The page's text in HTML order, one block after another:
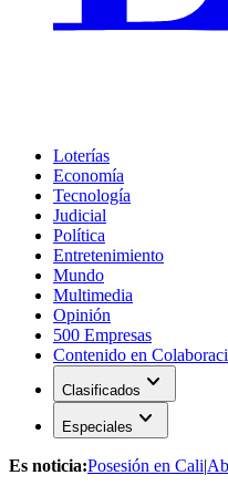
Loterías
Economía
Tecnología
Judicial
Política
Entretenimiento
Mundo
Multimedia
Opinión
500 Empresas
Contenido en
Clasificados expand_more
Especiales expand_more
Es noticia:Posesión en Cali|